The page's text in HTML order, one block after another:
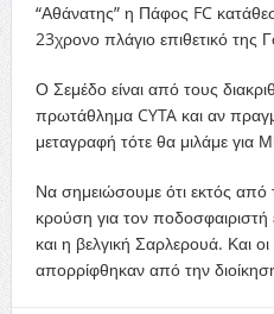
“Αθάνατης” η Πάφος FC
23χρονο πλάγιο επιθετικό της
Ο Σεμέδο είναι από τους
πρωτάθλημα CYTA και αν
μεταγραφή τότε θα μιλάμε
Να σημειώσουμε ότι εκτός
κρούση για τον
και η βελγική Σαρλερουά. Και
απορρίφθηκαν από την